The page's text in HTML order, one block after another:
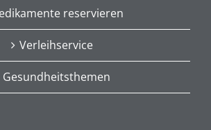
reservieren
Verleihservice
Gesundheitsthemen